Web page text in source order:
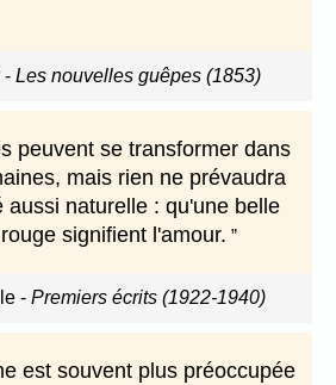
- Les nouvelles guêpes (1853)
peuvent se transformer dans
mais rien ne prévaudra
aussi naturelle : qu'une belle
signifient l'amour.
- Premiers écrits (1922-1940)
est souvent plus préoccupée